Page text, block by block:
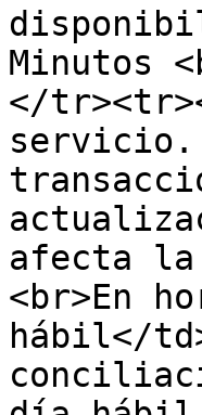
Minutos
</
servicio.
afecta la
<br>En
hábil</